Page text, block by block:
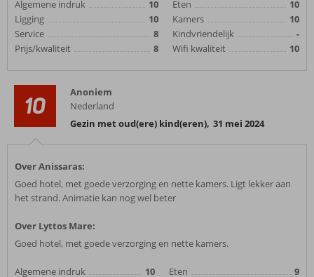
Algemene indruk
10
Ligging
10
Service
8
Prijs/kwaliteit
8
Eten
10
Kamers
10
Kindvriendelijk
-
Wifi kwaliteit
10
10
Anoniem
Nederland
Gezin met oud(ere) kind(eren), 31 mei 2024
Over Anissaras:
Goed hotel, met goede verzorging en nette kamers. Ligt lekker aan
het strand. Animatie kan nog wel beter
Over Lyttos Mare:
Goed hotel, met goede verzorging en nette kamers.
Algemene indruk
10
Eten
9